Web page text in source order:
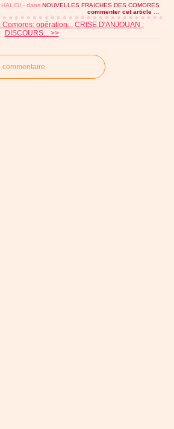
- dans NOUVELLES FRAICHES DES COMORES
commenter cet article
Comores: opération... CRISE D'ANJOUAN :
DISCOURS... >>
commentaire